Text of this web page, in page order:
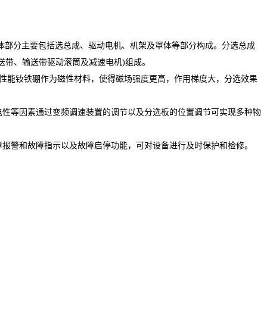
分主要包括选总成、驱动电机、机架及罩体等部分构成。分选总成
、输送带驱动滚筒及减速电机)组成。
钕铁硼作为磁性材料，使得磁场强度更高，作用梯度大，分选效果
等因素通过变频调速装置的调节以及分选板的位置调节可实现多种物
和故障指示以及故障启停功能，可对设备进行及时保护和检修。